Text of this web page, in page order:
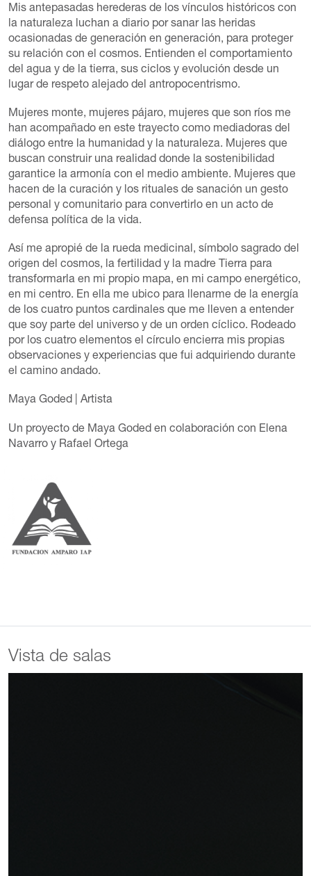
Mis antepasadas herederas de los vínculos históricos con
la naturaleza luchan a diario por sanar las heridas
ocasionadas de generación en generación, para proteger
su relación con el cosmos. Entienden el comportamiento
del agua y de la tierra, sus ciclos y evolución desde un
lugar de respeto alejado del antropocentrismo.
Mujeres monte, mujeres pájaro, mujeres que son ríos me
han acompañado en este trayecto como mediadoras del
diálogo entre la humanidad y la naturaleza. Mujeres que
buscan construir una realidad donde la sostenibilidad
garantice la armonía con el medio ambiente. Mujeres que
hacen de la curación y los rituales de sanación un gesto
personal y comunitario para convertirlo en un acto de
defensa política de la vida.
Así me apropié de la rueda medicinal, símbolo sagrado del
origen del cosmos, la fertilidad y la madre Tierra para
transformarla en mi propio mapa, en mi campo energético,
en mi centro. En ella me ubico para llenarme de la energía
de los cuatro puntos cardinales que me lleven a entender
que soy parte del universo y de un orden cíclico. Rodeado
por los cuatro elementos el círculo encierra mis propias
observaciones y experiencias que fui adquiriendo durante
el camino andado.
Maya Goded| Artista
Un proyecto de Maya Goded en colaboración con Elena
Navarroy Rafael Ortega
Vista de salas